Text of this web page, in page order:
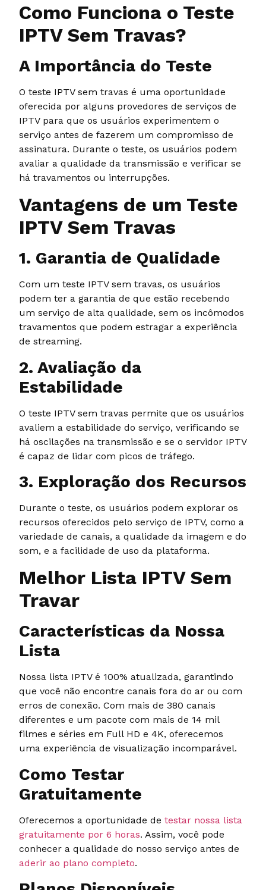
Como Funciona o Teste
IPTV Sem Travas?
A Importância do Teste
O teste IPTV sem travas é uma oportunidade
oferecida por alguns provedores de serviços de
IPTV para que os usuários experimentem o
serviço antes de fazerem um compromisso de
assinatura. Durante o teste, os usuários podem
avaliar a qualidade da transmissão e verificar se
há travamentos ou interrupções.
Vantagens de um Teste
IPTV Sem Travas
1. Garantia de Qualidade
Com um teste IPTV sem travas, os usuários
podem ter a garantia de que estão recebendo
um serviço de alta qualidade, sem os incômodos
travamentos que podem estragar a experiência
de streaming.
2. Avaliação da
Estabilidade
O teste IPTV sem travas permite que os usuários
avaliem a estabilidade do serviço, verificando se
há oscilações na transmissão e se o servidor IPTV
é capaz de lidar com picos de tráfego.
3. Exploração dos Recursos
Durante o teste, os usuários podem explorar os
recursos oferecidos pelo serviço de IPTV, como a
variedade de canais, a qualidade da imagem e do
som, e a facilidade de uso da plataforma.
Melhor Lista IPTV Sem
Travar
Características da Nossa
Lista
Nossa lista IPTV é 100% atualizada, garantindo
que você não encontre canais fora do ar ou com
erros de conexão. Com mais de 380 canais
diferentes e um pacote com mais de 14 mil
filmes e séries em Full HD e 4K, oferecemos
uma experiência de visualização incomparável.
Como Testar
Gratuitamente
Oferecemos a oportunidade de testar nossa lista
gratuitamente por 6 horas. Assim, você pode
conhecer a qualidade do nosso serviço antes de
aderir ao plano completo.